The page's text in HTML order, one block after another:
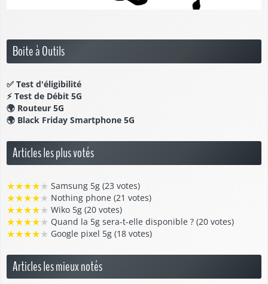
Boite à Outils
✅ Test d'éligibilité
⚡ Test de Débit 5G
🌍 Routeur 5G
🌍 Black Friday Smartphone 5G
Articles les plus votés
★★★★★ Samsung 5g (23 votes)
★★★★★ Nothing phone (21 votes)
★★★★★ Wiko 5g (20 votes)
★★★★★ Quand la 5g sera-t-elle disponible ? (20 votes)
★★★★★ Google pixel 5g (18 votes)
Articles les mieux notés